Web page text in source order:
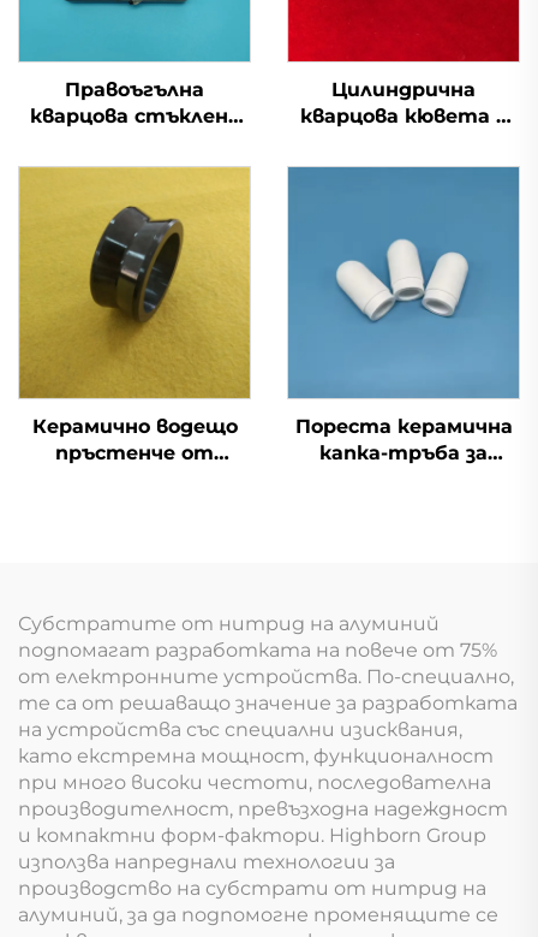
Правоъгълна
кварцова стъклена
капачка за
изследвания.
Цилиндрична
кварцова кювета с
устойчивост на
Керамично водещо
пръстенче от
Пореста керамична
капка-тръба за
Субстратите от нитрид на алуминий
подпомагат разработката на повече от 75%
от електронните устройства. По-специално,
те са от решаващо значение за разработката
на устройства със специални изисквания,
като екстремна мощност, функционалност
при много високи честоти, последователна
производителност, превъзходна надеждност
и компактни форм-фактори. Highborn Group
използва напреднали технологии за
производство на субстрати от нитрид на
алуминий, за да подпомогне променящите се